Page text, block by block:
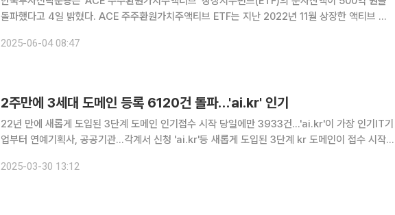
돌파했다고 4일 밝혔다. ACE 주주환원가치주액티브 ETF는 지난 2022년 11월 상장한 액티브 상
말 순자산액이 167억 원이었다는 점을 감안하면 5개월
2025-06-04 08:47
2주만에 3세대 도메인 등록 6120건 돌파…'ai.kr' 인기
22년 만에 새롭게 도입된 3단계 도메인 인기접수 시작 당일에만 3933건…'ai.kr'이 가장 인기IT기
업부터 연예기획사, 공공기관…각계서 신청 'ai.kr'등 새롭게 도입된 3단계 kr 도메인이 접수 시작 2
된 3단계 kr 도메인은 6120건이다
2025-03-30 13:12